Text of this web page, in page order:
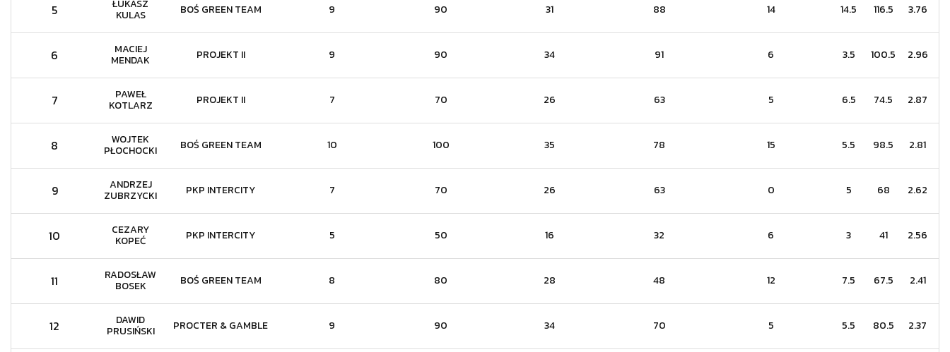
5 ŁUKASZ
KULAS BOŚ GREEN TEAM 9 90 31 88 14 14.5 116.5 3.76
6 MACIEJ
MENDAK PROJEKT II 9 90 34 91 6 3.5 100.5 2.96
7 PAWEŁ
KOTLARZ PROJEKT II 7 70 26 63 5 6.5 74.5 2.87
8 WOJTEK
PŁOCHOCKI BOŚ GREEN TEAM 10 100 35 78 15 5.5 98.5 2.81
9 ANDRZEJ
ZUBRZYCKI PKP INTERCITY 7 70 26 63 0 5 68 2.62
10 CEZARY
KOPEĆ PKP INTERCITY 5 50 16 32 6 3 41 2.56
11 RADOSŁAW
BOSEK BOŚ GREEN TEAM 8 80 28 48 12 7.5 67.5 2.41
12 DAWID
PRUSIŃSKI PROCTER & GAMBLE 9 90 34 70 5 5.5 80.5 2.37